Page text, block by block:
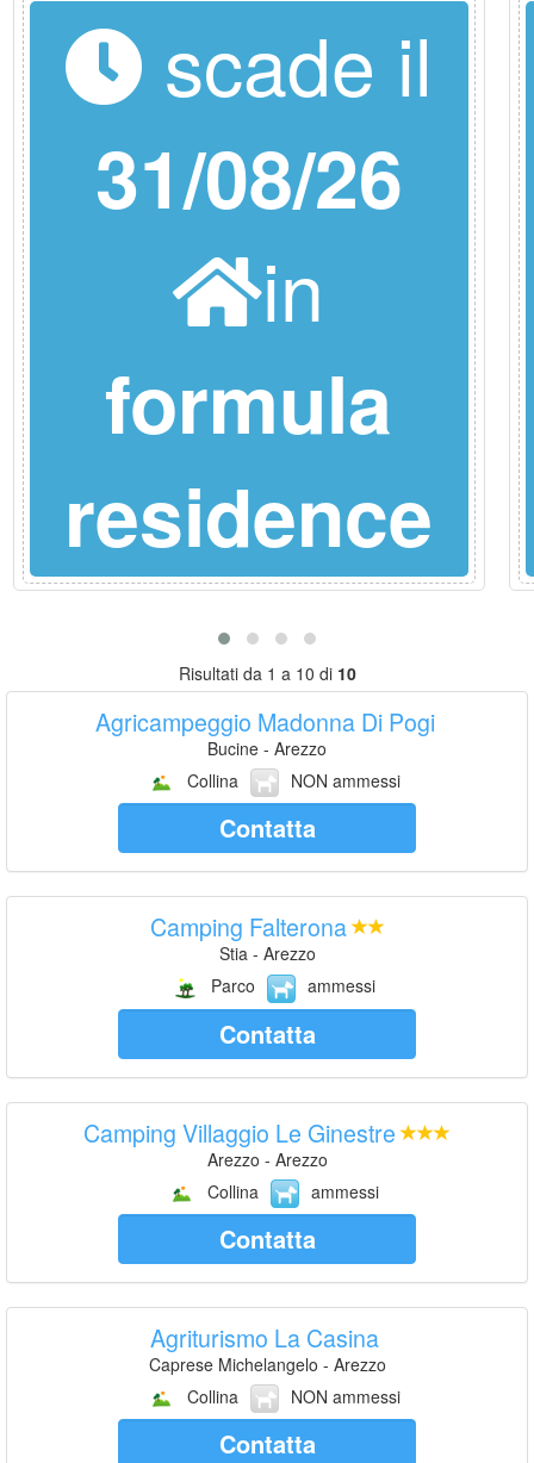
scade il
31/08/26
in
formula
residence
Risultati da 1 a 10 di 10
Agricampeggio Madonna Di Pogi
Bucine - Arezzo
Collina
NON ammessi
Contatta
Camping Falterona
Stia - Arezzo
Parco
ammessi
Contatta
Camping Villaggio Le Ginestre
Arezzo - Arezzo
Collina
ammessi
Contatta
Agriturismo La Casina
Caprese Michelangelo - Arezzo
Collina
NON ammessi
Contatta